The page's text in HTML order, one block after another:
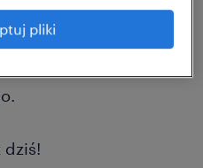
w przyjaznej
wynagrodzeniem.
dziś!
pliki